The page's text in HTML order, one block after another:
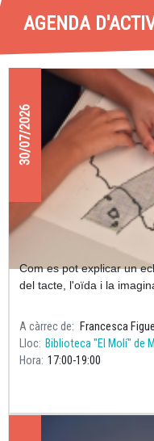
AGENDA
30/07/2026
Descobrim l'eclipsi
Com es pot explicar un
del tacte, l'oïda i la
A càrrec de
Francesca
Lloc Biblioteca "El Molí" de
Hora 17:00 19:00